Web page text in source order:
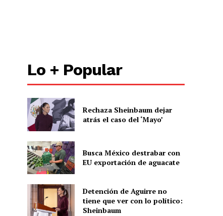
Lo + Popular
Rechaza Sheinbaum dejar
atrás el caso del ‘Mayo’
Busca México destrabar con
EU exportación de aguacate
Detención de Aguirre no
tiene que ver con lo político:
Sheinbaum